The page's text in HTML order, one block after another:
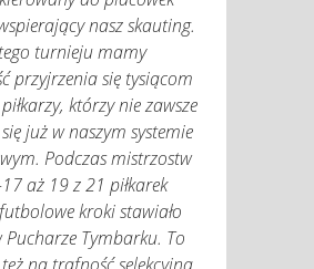
nasz skauting.
turnieju mamy
przyjrzenia się tysiącom
którzy nie zawsze
już w naszym systemie
Podczas mistrzostw
aż 19 z 21 piłkarek
kroki stawiało
Pucharze Tymbarku. To